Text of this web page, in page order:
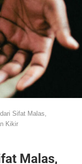
Sifat Malas,
Kikir
Malas,